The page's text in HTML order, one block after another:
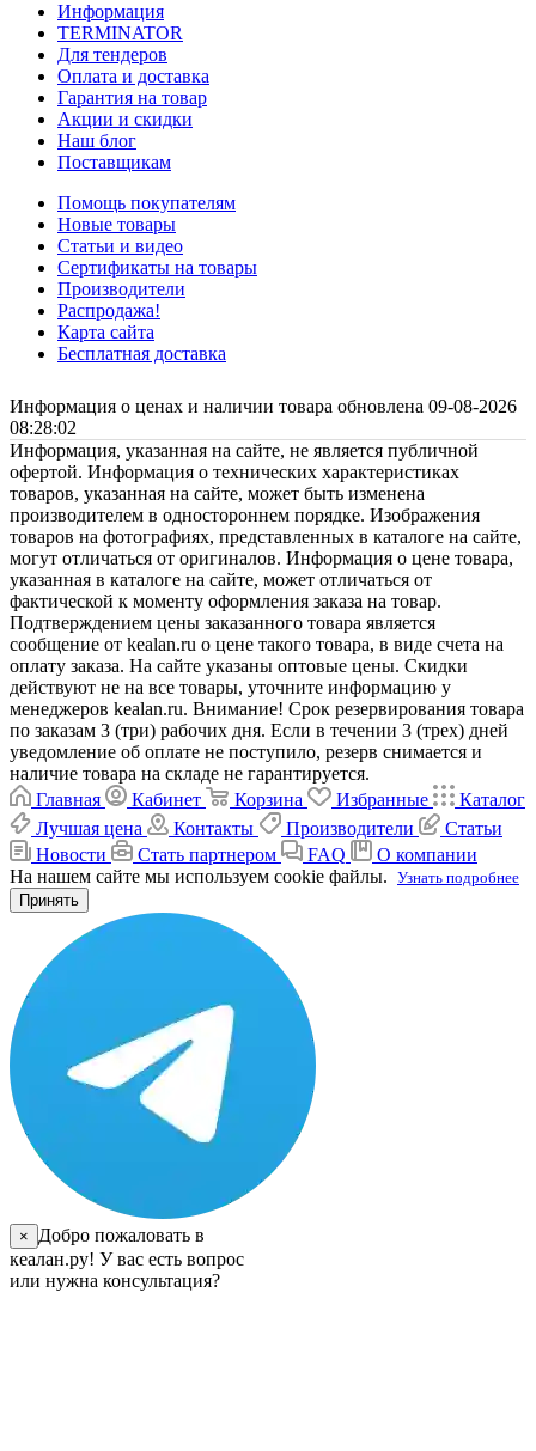
Информация
TERMINATOR
Для тендеров
Оплата и доставка
Гарантия на товар
Акции и скидки
Наш блог
Поставщикам
Помощь покупателям
Новые товары
Статьи и видео
Сертификаты на товары
Производители
Распродажа!
Карта сайта
Бесплатная доставка
Информация о ценах и наличии товара обновлена 09-08-2026
08:28:02
Информация, указанная на сайте, не является публичной
офертой. Информация о технических характеристиках
товаров, указанная на сайте, может быть изменена
производителем в одностороннем порядке. Изображения
товаров на фотографиях, представленных в каталоге на сайте,
могут отличаться от оригиналов. Информация о цене товара,
указанная в каталоге на сайте, может отличаться от
фактической к моменту оформления заказа на товар.
Подтверждением цены заказанного товара является
сообщение от kealan.ru о цене такого товара, в виде счета на
оплату заказа. На сайте указаны оптовые цены. Скидки
действуют не на все товары, уточните информацию у
менеджеров kealan.ru. Внимание! Срок резервирования товара
по заказам 3 (три) рабочих дня. Если в течении 3 (трех) дней
уведомление об оплате не поступило, резерв снимается и
наличие товара на складе не гарантируется.
Главная
Кабинет Корзина Избранные
Каталог
Лучшая цена
Контакты Производители
Статьи
Новости
Стать партнером FAQ
О компании
На нашем сайте мы используем cookie файлы. Узнать подробнее
Принять
×
Добро пожаловать в
кеалан.ру! У вас есть вопрос
или нужна консультация?